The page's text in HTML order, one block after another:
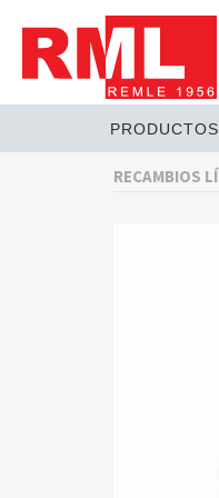
PRODUCTOS
RECAMBIOS